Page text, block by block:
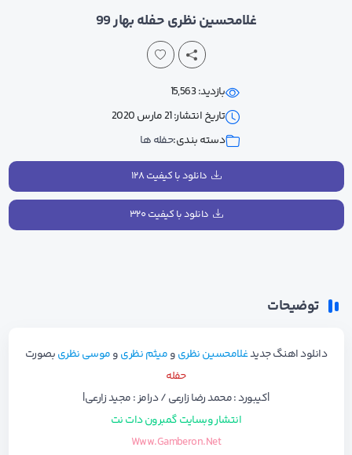
غلامحسین نظری حفله بهار 99
بازدید: 15,563
تاریخ انتشار: 21 مارس 2020
دسته بندی:حفله ها
دانلود با کیفیت ۱۲۸
دانلود با کیفیت ۳۲۰
توضیحات
دانلود اهنگ جدیدغلامحسین نظریومیثم نظریوموسی نظریبصورت
حفله
|کیبورد : محمد رضا زارعی / درامز : مجید زارعی|
انتشار وبسایت گمبرون دات نت
Www.Gamberon.Net